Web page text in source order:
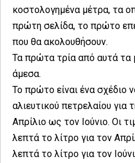
κοστολογημένα μέτρα, τα
πρώτη σελίδα, το πρώτο
που θα ακολουθήσουν.
Τα πρώτα τρία από αυτά τα
άμεσα.
Το πρώτο είναι ένα σχέδιο
αλιευτικού πετρελαίου για
Απρίλιο ως τον Ιούνιο. Οι
λεπτά το λίτρο για τον
λεπτά το λίτρο για τον